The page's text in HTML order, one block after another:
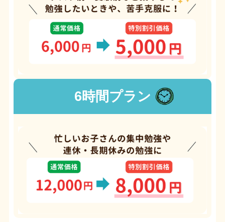
6時間プラン